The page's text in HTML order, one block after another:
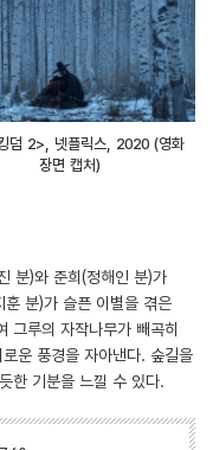
덤 2>, 넷플릭스, 2020 (영화
장면 캡처)
분)와 준희(정해인 분)가
훈 분)가 슬픈 이별을 겪은
그루의 자작나무가 빼곡히
운 풍경을 자아낸다. 숲길을
한 기분을 느낄 수 있다.